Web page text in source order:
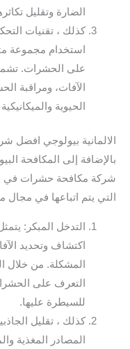
الضارة وتقليل
كذلك ، تقنيات
استخدام مجموعة
على الحشرات. تشمل
الآفات، ومراقبة
الحيوية
الالمانية بيولوجي
بالإضافة إلى المكافحة
شركة مكافحة حشرات في
التي يتم اتباعها في
التدخل المبكر:
اكتشاف وتحديد
المشكلة. من خلال
التعرف على
للسيطرة عليها.
كذلك ، تقليل
المصادر المغذية